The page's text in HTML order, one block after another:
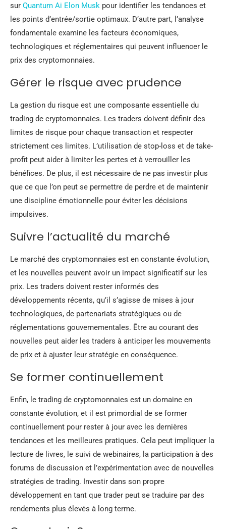
sur Quantum Ai Elon Musk pour identifier les tendances et
les points d’entrée/sortie optimaux. D’autre part, l’analyse
fondamentale examine les facteurs économiques,
technologiques et réglementaires qui peuvent influencer le
prix des cryptomonnaies.
Gérer le risque avec prudence
La gestion du risque est une composante essentielle du
trading de cryptomonnaies. Les traders doivent définir des
limites de risque pour chaque transaction et respecter
strictement ces limites. L’utilisation de stop-loss et de take-
profit peut aider à limiter les pertes et à verrouiller les
bénéfices. De plus, il est nécessaire de ne pas investir plus
que ce que l’on peut se permettre de perdre et de maintenir
une discipline émotionnelle pour éviter les décisions
impulsives.
Suivre l’actualité du marché
Le marché des cryptomonnaies est en constante évolution,
et les nouvelles peuvent avoir un impact significatif sur les
prix. Les traders doivent rester informés des
développements récents, qu’il s’agisse de mises à jour
technologiques, de partenariats stratégiques ou de
réglementations gouvernementales. Être au courant des
nouvelles peut aider les traders à anticiper les mouvements
de prix et à ajuster leur stratégie en conséquence.
Se former continuellement
Enfin, le trading de cryptomonnaies est un domaine en
constante évolution, et il est primordial de se former
continuellement pour rester à jour avec les dernières
tendances et les meilleures pratiques. Cela peut impliquer la
lecture de livres, le suivi de webinaires, la participation à des
forums de discussion et l’expérimentation avec de nouvelles
stratégies de trading. Investir dans son propre
développement en tant que trader peut se traduire par des
rendements plus élevés à long terme.